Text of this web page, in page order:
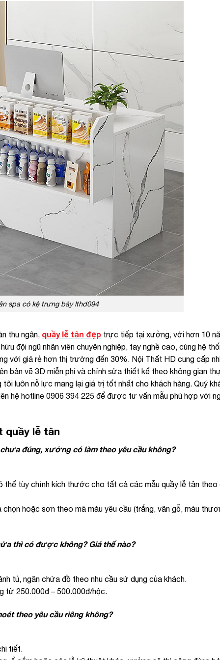
spa có kệ trưng bày lthd094
thu ngân, quầy lễ tân đẹp trực tiếp tại xưởng, với hơn 10
đội ngũ nhân viên chuyên nghiệp, tay nghề cao, cùng hệ
với giá rẻ hơn thị trường đến 30%. Nội Thất HD cung cấp
bản vẽ 3D miễn phí và chỉnh sửa thiết kế theo không gian
tôi luôn nỗ lực mang lại giá trị tốt nhất cho khách hàng. Quý
hệ hotline 0906 394 225 để được tư vấn mẫu phù hợp với
quầy lễ tân
đúng, xưởng có làm theo yêu cầu không?
tùy chỉnh kích thước cho tất cả các mẫu quầy lễ tân theo
hoặc sơn theo mã màu yêu cầu (trắng, vân gỗ, màu
thì có được không? Giá thế nào?
tủ, ngăn chứa đồ theo nhu cầu sử dụng của khách.
từ 250.000đ – 500.000đ/hộc.
theo yêu cầu riêng không?
tiết.